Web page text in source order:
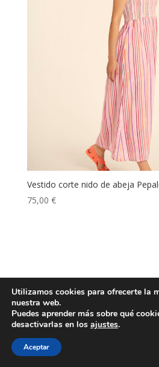
Vestido corte nido de abeja
75,00 €
Utilizamos cookies para ofrecerte la
nuestra web.
Puedes aprender más sobre qué
desactivarlas en los ajustes.
Aceptar